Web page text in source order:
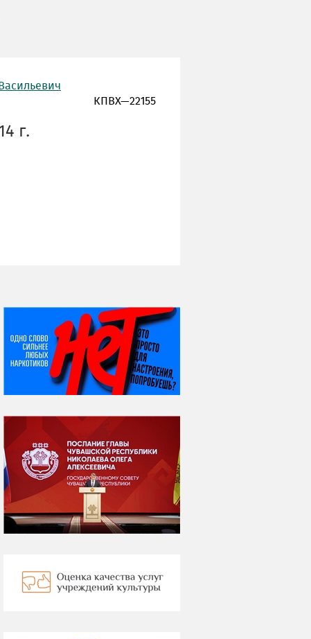
КПВХ—22155
г.
НИ ДНЯ БЕЗ ДАТЫ...
08 августа
ВСЕМИРНЫЙ ДЕНЬ
КОШЕК